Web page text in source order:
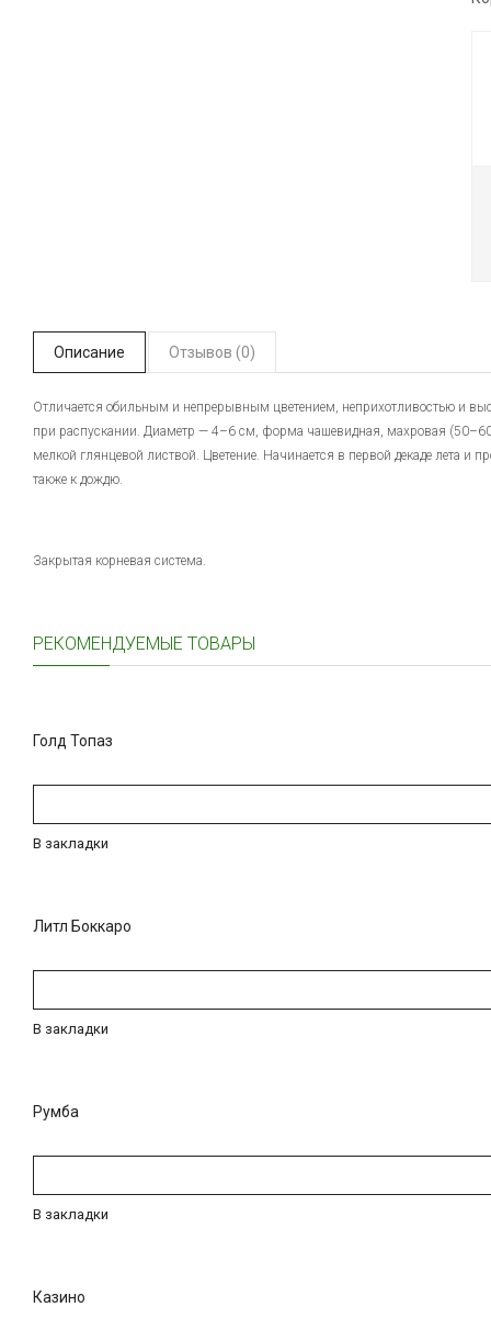
Описание Отзывов (0)
Отличается обильным и непрерывным цветением, неприхотливостью и
при распускании. Диаметр — 4–6 см, форма чашевидная, махровая
мелкой глянцевой листвой. Цветение. Начинается в первой декаде лета и
также к дождю.
Закрытая корневая система.
РЕКОМЕНДУЕМЫЕ ТОВАРЫ
Голд Топаз
В закладки
Литл Боккаро
В закладки
Румба
В закладки
Казино